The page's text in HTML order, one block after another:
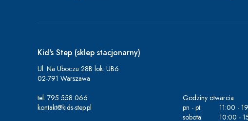
Kid's Step (sklep stacjonarny)
Ul. Na Uboczu 28B lok. UB6
02-791 Warszawa
tel. 795 558 066
kontakt@kids-step.pl
Godziny otwarcia
pn - pt:
11:00 -
sobota:
10:00 -